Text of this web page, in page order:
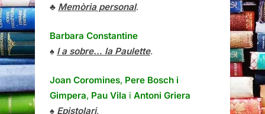
♣ Memòria personal.
Barbara Constantine
♠ I a sobre… la Paulette.
Joan Coromines, Pere Bosch i
Gimpera, Pau Vila i Antoni Griera
♠ Epistolari.